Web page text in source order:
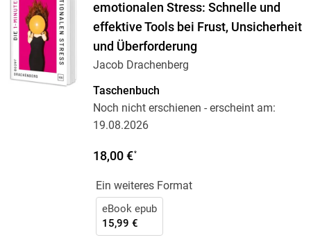
emotionalen Stress: Schnelle und
effektive Tools bei Frust, Unsicherheit
und Überforderung
Jacob Drachenberg
Taschenbuch
Noch nicht erschienen - erscheint am:
19.08.2026
18,00 €*
Ein weiteres Format
eBook epub
15,99 €